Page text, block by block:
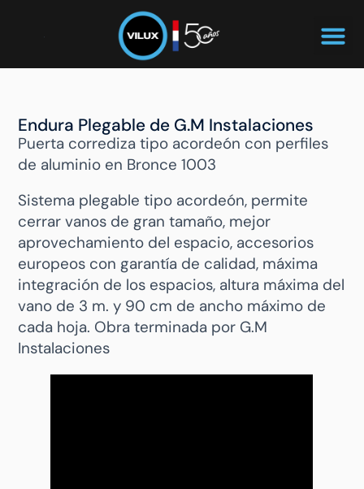
Endura Plegable de G.M Instalaciones
Puerta corrediza tipo acordeón con perfiles
de aluminio en Bronce 1003
Sistema plegable tipo acordeón, permite
cerrar vanos de gran tamaño, mejor
aprovechamiento del espacio, accesorios
europeos con garantía de calidad, máxima
integración de los espacios, altura máxima del
vano de 3 m. y 90 cm de ancho máximo de
cada hoja. Obra terminada por G.M
Instalaciones